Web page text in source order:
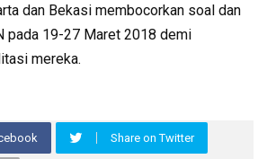
dan Bekasi membocorkan soal dan
pada 19-27 Maret 2018 demi
mereka.
Share on Twitter